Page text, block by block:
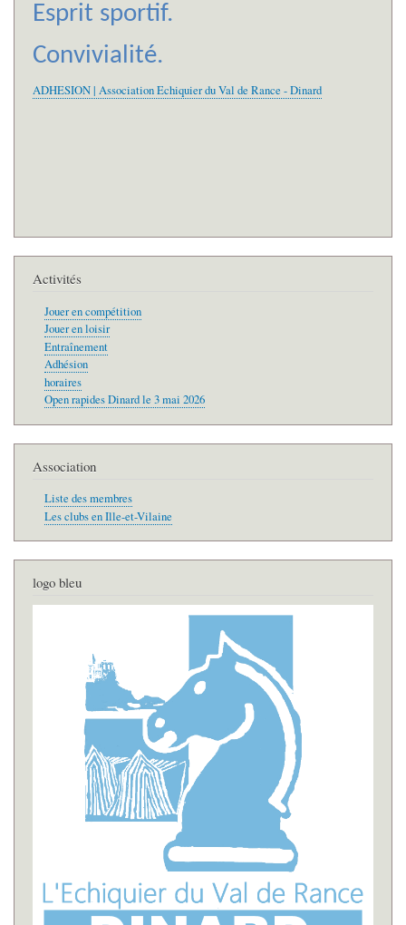
Esprit sportif.
Convivialité.
ADHESION | Association Echiquier du Val de Rance - Dinard
Activités
Jouer en compétition
Jouer en loisir
Entraînement
Adhésion
horaires
Open rapides Dinard le 3 mai 2026
Association
Liste des membres
Les clubs en Ille-et-Vilaine
logo bleu